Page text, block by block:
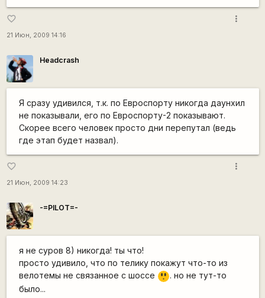
favorite_border
21 Июн, 2009 14:16
more_vert
Headcrash
Я сразу удивился, т.к. по Евроспорту никогда даунхил
не показывали, его по Евроспорту-2 показывают.
Скорее всего человек просто дни перепутал (ведь
где этап будет назвал).
favorite_border
21 Июн, 2009 14:23
more_vert
-=PILOT=-
я не суров 8) никогда! ты что!
просто удивило, что по телику покажут что-то из
велотемы не связанное с шоссе
:o . но не тут-то
было...